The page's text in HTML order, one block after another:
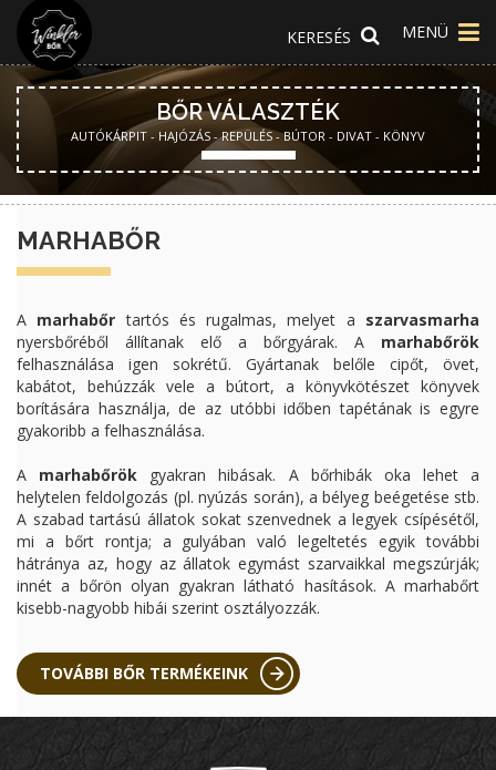
MENÜ
BŐR VÁLASZTÉK
AUTÓKÁRPIT - HAJÓZÁS - REPÜLÉS - BÚTOR - DIVAT - KÖNYV
MARHABŐR
A marhabőr tartós és rugalmas, melyet a szarvasmarha
nyersbőréből állítanak elő a bőrgyárak. A marhabőrök
felhasználása igen sokrétű. Gyártanak belőle cipőt, övet,
kabátot, behúzzák vele a bútort, a könyvkötészet könyvek
borítására használja, de az utóbbi időben tapétának is egyre
gyakoribb a felhasználása.
A marhabőrök gyakran hibásak. A bőrhibák oka lehet a
helytelen feldolgozás (pl. nyúzás során), a bélyeg beégetése stb.
A szabad tartású állatok sokat szenvednek a legyek csípésétől,
mi a bőrt rontja; a gulyában való legeltetés egyik további
hátránya az, hogy az állatok egymást szarvaikkal megszúrják;
innét a bőrön olyan gyakran látható hasítások. A marhabőrt
kisebb-nagyobb hibái szerint osztályozzák.
TOVÁBBI BŐR TERMÉKEINK